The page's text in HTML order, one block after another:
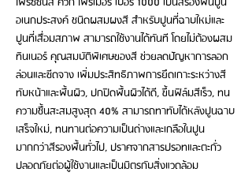
อเนกประสงค์ ชนิดผสมผงสี สำหรับปูนที่ฉาบใหม่และ
ปูนที่เสื่อมสภาพ สามารถใช้งานได้ทันที โดยไม่ต้องผสม
ทินเนอร์ คุณสมบัติพิเศษของสี ช่วยลดปัญหาการลอก
ล่อนและซีดจาง เพิ่มประสิทธิภาพการยึดเกาะระหว่างสี
ทับหน้าและพื้นผิว, ปกปิดพื้นผิวได้ดี, ขึ้นฟิล์มสีเร็ว, ทน
ความชื้นสะสมสูงสุด 40% สามารถทาทับได้หลังปูนฉาบ
เสร็จใหม่, ทนทานต่อความเป็นด่างและเกลือในปูน
มากกว่าสีรองพื้นทั่วไป, ปราศจากสารปรอทและตะกั่ว
ปลอดภัยต่อผู้ใช้งานและเป็นมิตรกับสิ่งแวดล้อม